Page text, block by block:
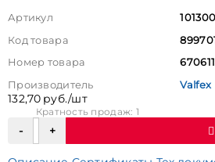
Артикул
Код товара
Номер товара
Производитель
Valfex
132,70 руб./шт
Кратность продаж: 1